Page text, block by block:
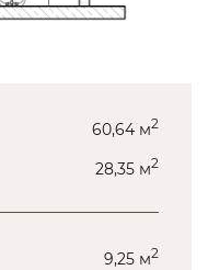
60,64 м2
28,35 м2
9,25 м2